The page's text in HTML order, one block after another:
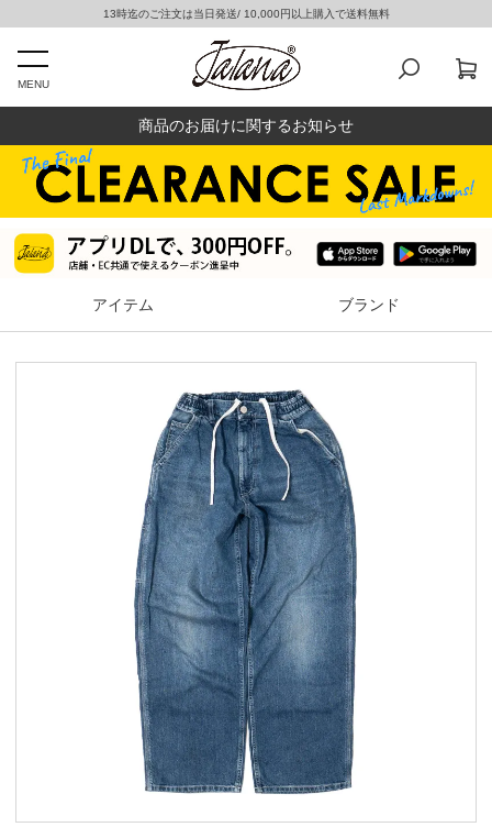
13時迄のご注文は当日発送/ 10,000円以上購入で送料無料
MENU
商品のお届けに関するお知らせ
アイテム ブランド